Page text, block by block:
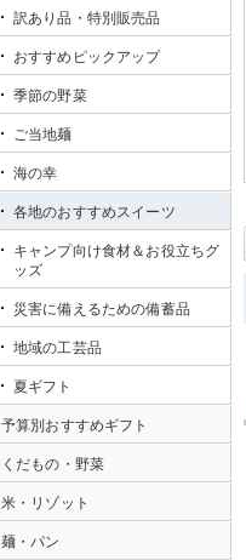
訳あり品・特別販売品
おすすめピックアップ
季節の野菜
ご当地麺
海の幸
各地のおすすめスイーツ
キャンプ向け食材＆お役立ちグ
ッズ
災害に備えるための備蓄品
地域の工芸品
夏ギフト
予算別おすすめギフト
くだもの・野菜
米・リゾット
麺・パン